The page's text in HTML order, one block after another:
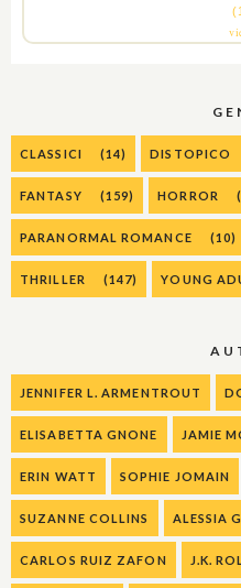
CLASSICI (14) DISTOPICO
FANTASY (159) HORROR
PARANORMAL ROMANCE (10)
THRILLER (147) YOUNG
JENNIFER L. ARMENTROUT
ELISABETTA GNONE JAMIE
ERIN WATT SOPHIE JOMAIN
SUZANNE COLLINS ALESSIA
CARLOS RUIZ ZAFON J.K.